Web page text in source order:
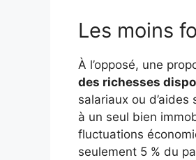
Les moins
À l’opposé, une
des richesses
salariaux ou
à un seul bien
fluctuations
seulement 5 % du